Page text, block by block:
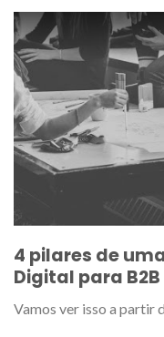
4 pilares de
Digital para B2B
Vamos ver isso a partir